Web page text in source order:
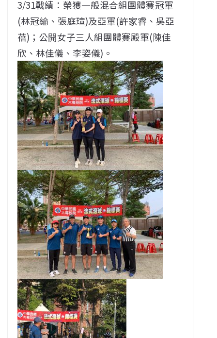
3/31戰績：榮獲一般混合組團體賽冠軍
(林冠綸、張庭瑄)及亞軍(許家睿、吳亞
蓓)；公開女子三人組團體賽殿軍(陳佳
欣、林佳儀、李姿儀)。